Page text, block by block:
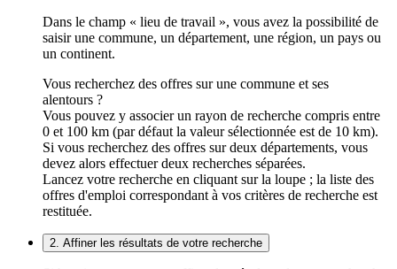
Dans le champ « lieu de travail », vous avez la possibilité de
saisir une commune, un département, une région, un pays ou
un continent.
Vous recherchez des offres sur une commune et ses
alentours ?
Vous pouvez y associer un rayon de recherche compris entre
0 et 100 km (par défaut la valeur sélectionnée est de 10 km).
Si vous recherchez des offres sur deux départements, vous
devez alors effectuer deux recherches séparées.
Lancez votre recherche en cliquant sur la loupe ; la liste des
offres d'emploi correspondant à vos critères de recherche est
restituée.
2. Affiner les résultats de votre recherche